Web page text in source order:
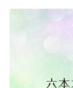
タトゥー・
ニキビ痕
ニキビ痕の凹
ニキビ跡・